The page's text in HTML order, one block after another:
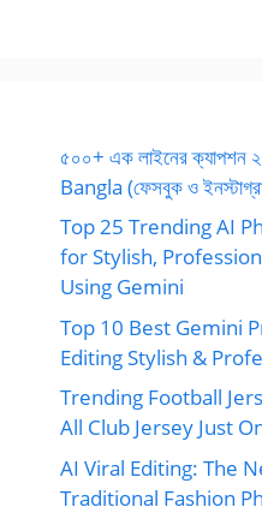
৫০০+ এক লাইনের
Bangla (ফেসবুক ও
Top 25 Trending AI
for Stylish,
Using Gemini
Top 10 Best Gemini
Editing Stylish &
Trending Football
All Club Jersey Just
AI Viral Editing: The
Traditional Fashion